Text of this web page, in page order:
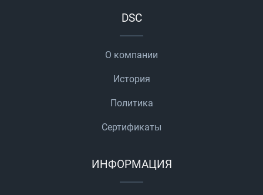
DSC
О компании
История
Политика
Сертификаты
ИНФОРМАЦИЯ